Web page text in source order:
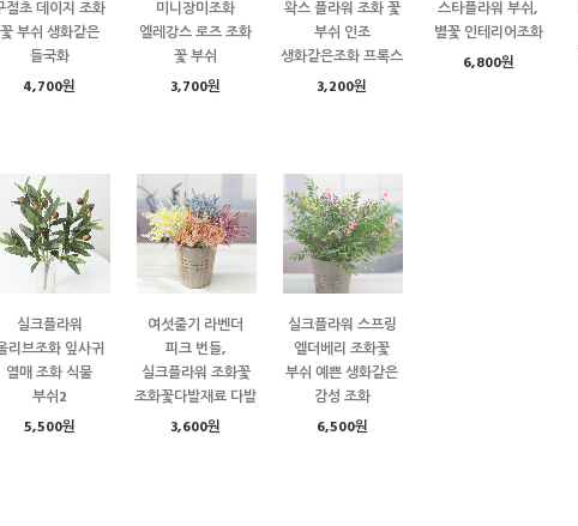
절초 데이지 조화
꽃 부쉬 생화같은
들국화
4,700원
미니장미조화
엘레강스 로즈 조화
꽃 부쉬
3,700원
왁스 플라워 조화 꽃
부쉬 인조
생화같은조화 프록스
3,200원
스타플라워 부쉬,
별꽃 인테리어조화
6,800원
실크플라워
리브조화 잎사귀
열매 조화 식물
부쉬2
5,500원
여섯줄기 라벤더
피크 번들,
실크플라워 조화꽃
조화꽃다발재료 다발
3,600원
실크플라워 스프링
엘더베리 조화꽃
부쉬 예쁜 생화같은
감성 조화
6,500원